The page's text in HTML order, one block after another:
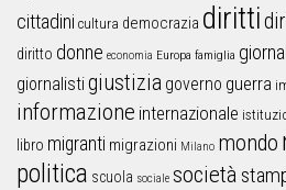
cittadini cultura democrazia diritti
diritto donne economia Europa famiglia
giornalistigiustizia governo guerra
informazione internazionale
libro migranti migrazioni Milano mondo
politica scuola sociale società